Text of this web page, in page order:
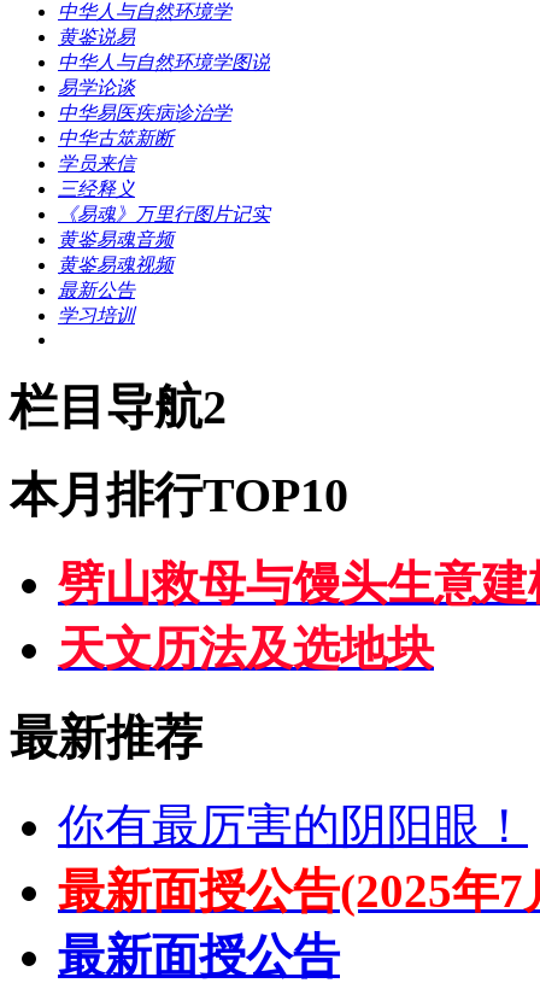
中华人与自然环境学
黄鉴说易
中华人与自然环境学图说
易学论谈
中华易医疾病诊治学
中华古筮新断
学员来信
三经释义
《易魂》万里行图片记实
黄鉴易魂音频
黄鉴易魂视频
最新公告
学习培训
栏目导航2
本月排行TOP10
劈山救母与馒头生意建
天文历法及选地块
最新推荐
你有最厉害的阴阳眼！
最新面授公告(2025年
最新面授公告